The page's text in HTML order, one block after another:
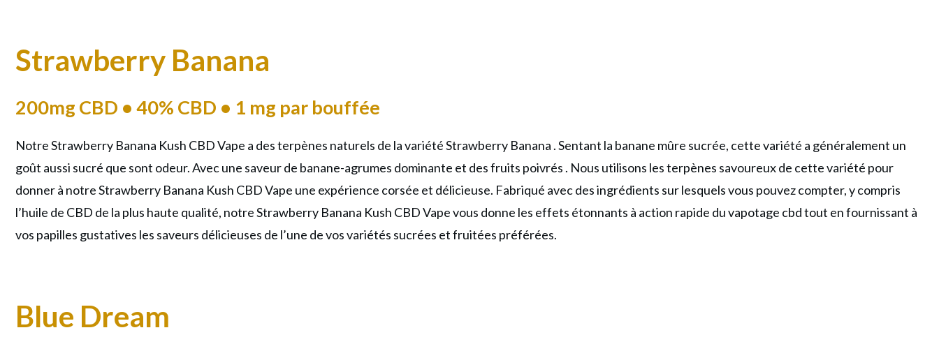
Strawberry Banana
200mg CBD • 40% CBD • 1 mg par bouffée
Notre Strawberry Banana Kush CBD Vape a des terpènes naturels de la variété Strawberry Banana . Sentant la banane mûre sucrée, cette variété a généralement un
goût aussi sucré que sont odeur. Avec une saveur de banane-agrumes dominante et des fruits poivrés . Nous utilisons les terpènes savoureux de cette variété pour
donner à notre Strawberry Banana Kush CBD Vape une expérience corsée et délicieuse. Fabriqué avec des ingrédients sur lesquels vous pouvez compter, y compris
l’huile de CBD de la plus haute qualité, notre Strawberry Banana Kush CBD Vape vous donne les effets étonnants à action rapide du vapotage cbd tout en fournissant à
vos papilles gustatives les saveurs délicieuses de l’une de vos variétés sucrées et fruitées préférées.
Blue Dream